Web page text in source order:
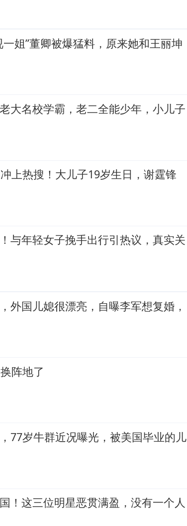
姐”董卿被爆猛料，原来她和王丽坤
大名校学霸，老二全能少年，小儿子
上热搜！大儿子19岁生日，谢霆锋
与年轻女子挽手出行引热议，真实关
外国儿媳很漂亮，自曝李军想复婚，
阵地了
77岁牛群近况曝光，被美国毕业的儿
！这三位明星恶贯满盈，没有一个人